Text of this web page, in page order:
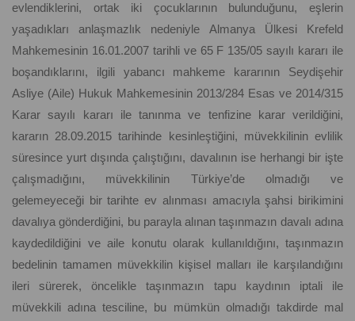
evlendiklerini, ortak iki çocuklarının bulunduğunu, eşlerin
yaşadıkları anlaşmazlık nedeniyle Almanya Ülkesi Krefeld
Mahkemesinin 16.01.2007 tarihli ve 65 F 135/05 sayılı kararı ile
boşandıklarını, ilgili yabancı mahkeme kararının Seydişehir
Asliye (Aile) Hukuk Mahkemesinin 2013/284 Esas ve 2014/315
Karar sayılı kararı ile tanınma ve tenfizine karar verildiğini,
kararın 28.09.2015 tarihinde kesinleştiğini, müvekkilinin evlilik
süresince yurt dışında çalıştığını, davalının ise herhangi bir işte
çalışmadığını, müvekkilinin Türkiye’de olmadığı ve
gelemeyeceği bir tarihte ev alınması amacıyla şahsi birikimini
davalıya gönderdiğini, bu parayla alınan taşınmazın davalı adına
kaydedildiğini ve aile konutu olarak kullanıldığını, taşınmazın
bedelinin tamamen müvekkilin kişisel malları ile karşılandığını
ileri sürerek, öncelikle taşınmazın tapu kaydının iptali ile
müvekkili adına tesciline, bu mümkün olmadığı takdirde mal